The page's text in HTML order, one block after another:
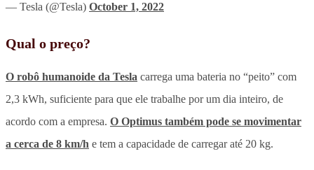
— Tesla (@Tesla) October 1, 2022
Qual o preço?
O robô humanoide da Tesla carrega uma bateria no “peito” com
2,3 kWh, suficiente para que ele trabalhe por um dia inteiro, de
acordo com a empresa. O Optimus também pode se movimentar
a cerca de 8 km/h e tem a capacidade de carregar até 20 kg.